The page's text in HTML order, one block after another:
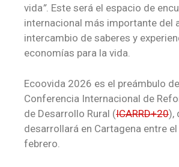
vida”. Este será el espacio de
internacional más importante del
intercambio de saberes y
economías para la vida.
Ecoovida 2026 es el preámbulo
Conferencia Internacional de
de Desarrollo Rural (ICARRD+20),
desarrollará en Cartagena entre
febrero.